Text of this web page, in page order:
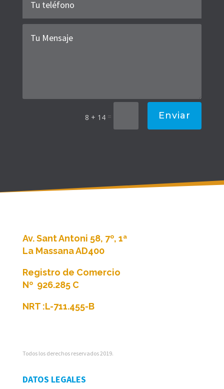
8 + 14 = Enviar
Av. Sant Antoni 58, 7º, 1ª
La Massana AD400
Registro de Comercio
Nº 926.285 C
NRT :L-711.455-B
Todos los derechos reservados 2019.
DATOS LEGALES